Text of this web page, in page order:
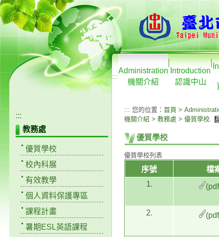
:::
Administration
機關介紹
Introduction
認識中山
:::
教務處
優質學校
校內科展
有效教學
個人資料保護專區
課程計畫
暑期ESL英語課程
::: 您的位置： 首頁 >
機關介紹 > 教務處 > 優質學校.
優質學校
優質學校列表
序號
檔
1.
2.